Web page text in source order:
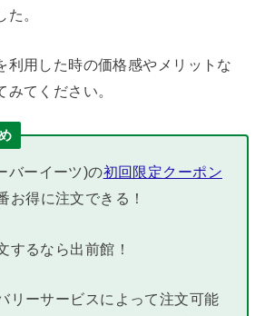
。
利用した時の価格感やメリットな
みてください。
バーイーツ)の初回限定クーポン
お得に注文できる！
するなら出前館！
リーサービスによって注文可能